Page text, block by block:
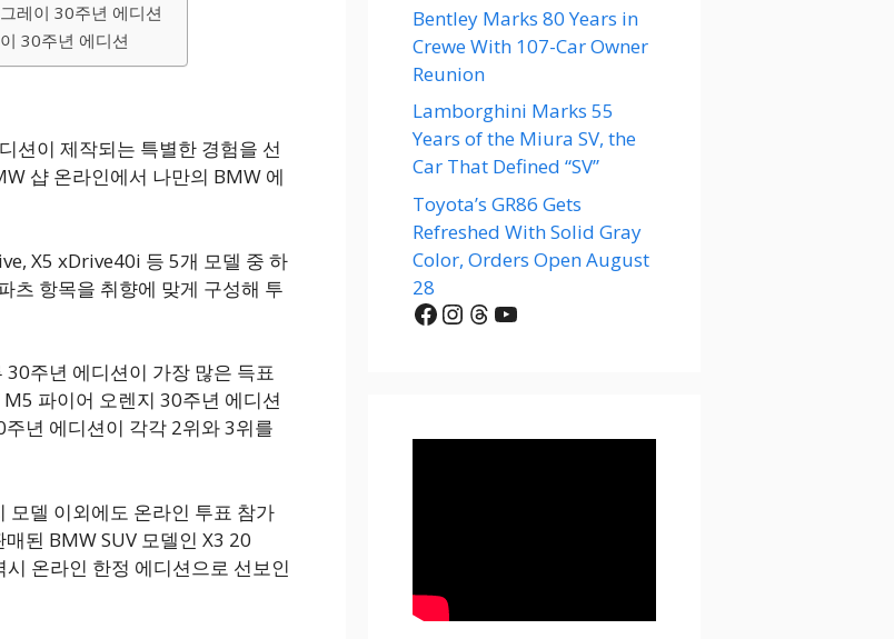
레이 30주년 에디션
30주년 에디션
션이 제작되는 특별한 경험을 선
샵 온라인에서 나만의 BMW 에
X5 xDrive40i 등 5개 모델 중 하
츠 항목을 취향에 맞게 구성해 투
주년 에디션이 가장 많은 득표
파이어 오렌지 30주년 에디션
년 에디션이 각각 2위와 3위를
델 이외에도 온라인 투표 참가
된 BMW SUV 모델인 X3 20
온라인 한정 에디션으로 선보인
Bentley Marks 80 Years in
Crewe With 107-Car Owner
Reunion
Lamborghini Marks 55
Years of the Miura SV, the
Car That Defined “SV”
Toyota’s GR86 Gets
Refreshed With Solid Gray
Color, Orders Open August
28
Facebook
Instagram
Threads
YouTube